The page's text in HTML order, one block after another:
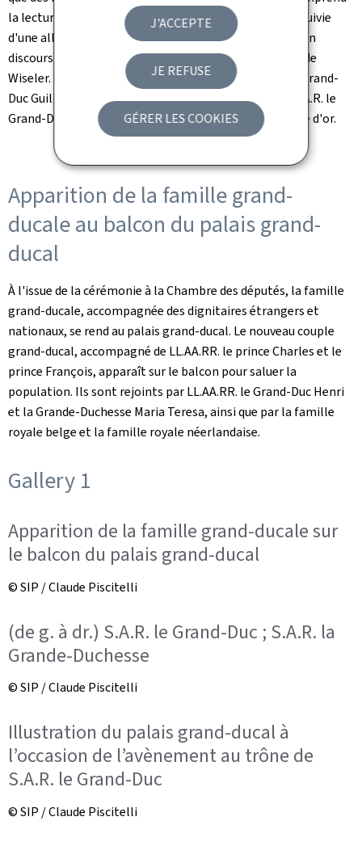
J'ACCEPTE
JE REFUSE
GÉRER LES COOKIES
la lecture de l'arrêté grand-ducal devant les députés, suivie
d'une allocution du Premier ministre Luc Frieden et d'un
discours du président de la Chambre des députés, Claude
Wiseler. S'ensuit la prestation de serment de S.A.R. le Grand-
Duc Guillaume, l'allocution du Trône prononcée par S.A.R. le
Grand-Duc, chef de l'État, ainsi que la signature du livre d'or.
Apparition de la famille grand-
ducale au balcon du palais grand-
ducal
À l'issue de la cérémonie à la Chambre des députés, la famille
grand-ducale, accompagnée des dignitaires étrangers et
nationaux, se rend au palais grand-ducal. Le nouveau couple
grand-ducal, accompagné de LL.AA.RR. le prince Charles et le
prince François, apparaît sur le balcon pour saluer la
population. Ils sont rejoints par LL.AA.RR. le Grand-Duc Henri
et la Grande-Duchesse Maria Teresa, ainsi que par la famille
royale belge et la famille royale néerlandaise.
Gallery 1
Apparition de la famille grand-ducale sur
le balcon du palais grand-ducal
© SIP / Claude Piscitelli
(de g. à dr.) S.A.R. le Grand-Duc ; S.A.R. la
Grande-Duchesse
© SIP / Claude Piscitelli
Illustration du palais grand-ducal à
l’occasion de l’avènement au trône de
S.A.R. le Grand-Duc
© SIP / Claude Piscitelli